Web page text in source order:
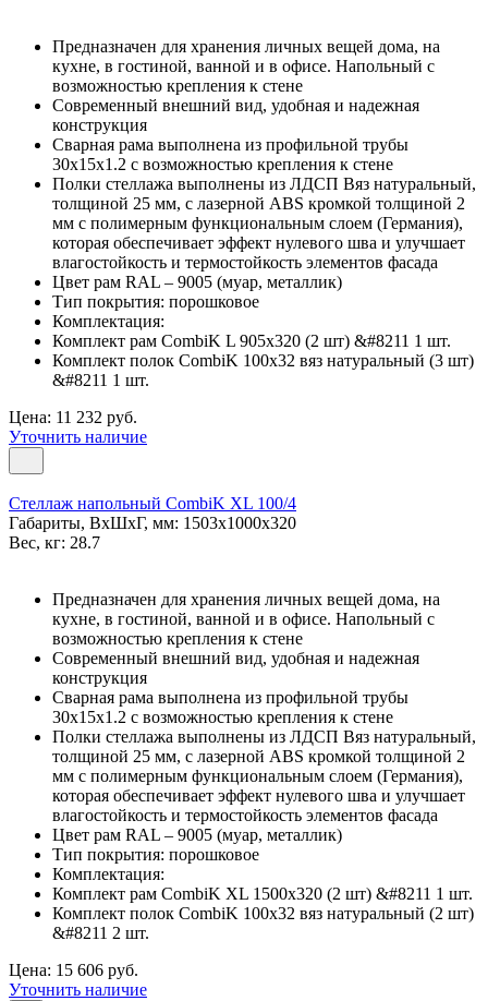
Предназначен для хранения личных вещей дома, на
кухне, в гостиной, ванной и в офисе. Напольный с
возможностью крепления к стене
Современный внешний вид, удобная и надежная
конструкция
Сварная рама выполнена из профильной трубы
30х15х1.2 с возможностью крепления к стене
Полки стеллажа выполнены из ЛДСП Вяз натуральный,
толщиной 25 мм, с лазерной ABS кромкой толщиной 2
мм с полимерным функциональным слоем (Германия),
которая обеспечивает эффект нулевого шва и улучшает
влагостойкость и термостойкость элементов фасада
Цвет рам RAL – 9005 (муар, металлик)
Тип покрытия: порошковое
Комплектация:
Комплект рам CombiK L 905x320 (2 шт) &#8211 1 шт.
Комплект полок CombiK 100х32 вяз натуральный (3 шт)
&#8211 1 шт.
Цена: 11 232 руб.
Уточнить наличие
Стеллаж напольный CombiK XL 100/4
Габариты, ВxШxГ, мм: 1503x1000x320
Вес, кг: 28.7
Предназначен для хранения личных вещей дома, на
кухне, в гостиной, ванной и в офисе. Напольный с
возможностью крепления к стене
Современный внешний вид, удобная и надежная
конструкция
Сварная рама выполнена из профильной трубы
30х15х1.2 с возможностью крепления к стене
Полки стеллажа выполнены из ЛДСП Вяз натуральный,
толщиной 25 мм, с лазерной ABS кромкой толщиной 2
мм с полимерным функциональным слоем (Германия),
которая обеспечивает эффект нулевого шва и улучшает
влагостойкость и термостойкость элементов фасада
Цвет рам RAL – 9005 (муар, металлик)
Тип покрытия: порошковое
Комплектация:
Комплект рам CombiK XL 1500x320 (2 шт) &#8211 1 шт.
Комплект полок CombiK 100х32 вяз натуральный (2 шт)
&#8211 2 шт.
Цена: 15 606 руб.
Уточнить наличие